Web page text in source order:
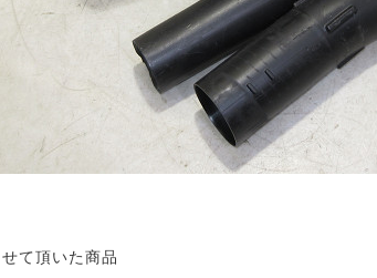
て頂いた商品